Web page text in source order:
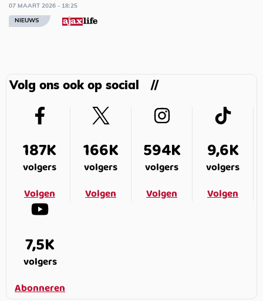
07 MAART 2026 - 18:25
NIEUWS
Volg ons ook op social
187K
volgers
Volgen
166K
volgers
Volgen
594K
volgers
Volgen
9,6K
volgers
Volgen
7,5K
volgers
Abonneren